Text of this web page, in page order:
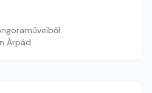
Árpád